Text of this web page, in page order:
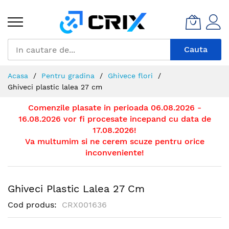
Continut
Cauta
Acasa Pentru gradina
Ghivece flori
Ghiveci plastic lalea 27 cm
Comenzile plasate in perioada 06.08.2026 -
16.08.2026 vor fi procesate incepand cu data de
17.08.2026!
Va multumim si ne cerem scuze pentru orice
inconveniente!
Ghiveci Plastic Lalea 27 Cm
Cod produs CRX001636